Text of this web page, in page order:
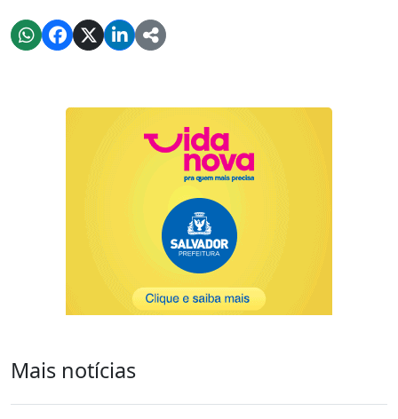
Mais notícias